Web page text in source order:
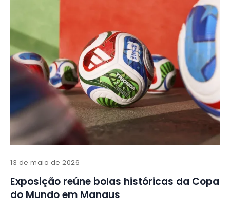
13 de maio de 2026
Exposição reúne bolas históricas da Copa
do Mundo em Manaus